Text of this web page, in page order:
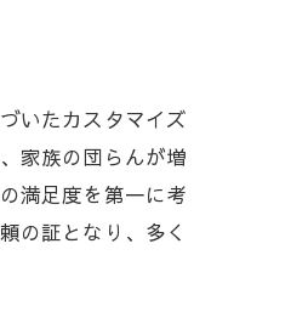
いたカスタマイズ
家族の団らんが増
満足度を第一に考
の証となり、多く